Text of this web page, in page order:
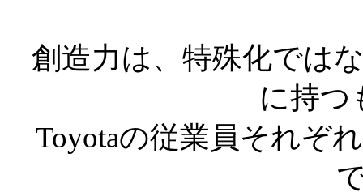
創造力は、特殊化では
に持つ
Toyotaの従業員それぞ